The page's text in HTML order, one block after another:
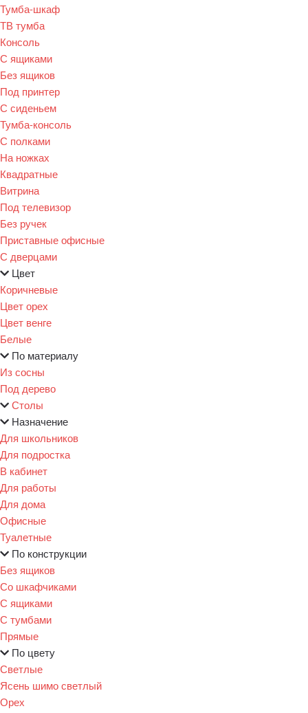
Тумба-шкаф
ТВ тумба
Консоль
С ящиками
Без ящиков
Под принтер
С сиденьем
Тумба-консоль
С полками
На ножках
Квадратные
Витрина
Под телевизор
Без ручек
Приставные офисные
С дверцами
Цвет
Коричневые
Цвет орех
Цвет венге
Белые
По материалу
Из сосны
Под дерево
Столы
Назначение
Для школьников
Для подростка
В кабинет
Для работы
Для дома
Офисные
Туалетные
По конструкции
Без ящиков
Со шкафчиками
С ящиками
С тумбами
Прямые
По цвету
Светлые
Ясень шимо светлый
Орех